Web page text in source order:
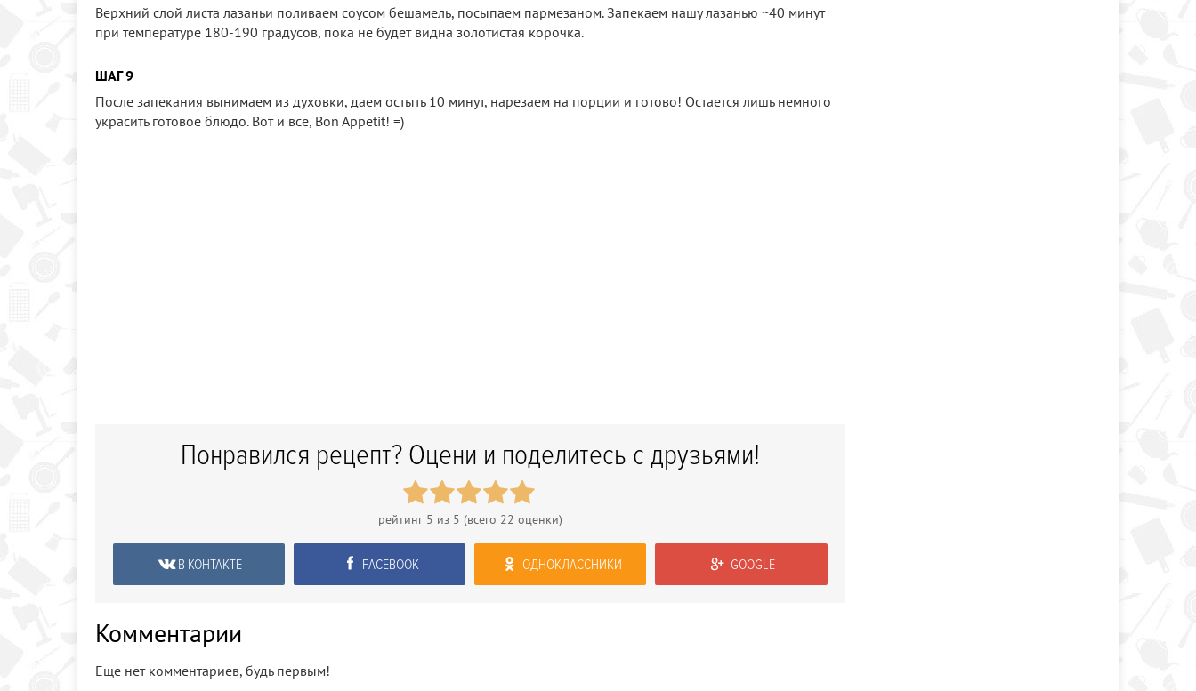
Верхний слой листа лазаньи поливаем соусом бешамель, посыпаем пармезаном. Запекаем нашу лазанью ~40 минут
при температуре 180-190 градусов, пока не будет видна золотистая корочка.
ШАГ 9
После запекания вынимаем из духовки, даем остыть 10 минут, нарезаем на порции и готово! Остается лишь немного
украсить готовое блюдо. Вот и всё, Bon Appetit! =)
Понравился рецепт? Оцени и поделитесь с друзьями!
рейтинг 5 из 5 (всего 22 оценки)
В КОНТАКТЕ FACEBOOK ОДНОКЛАССНИКИ GOOGLE
Комментарии
Еще нет комментариев, будь первым!